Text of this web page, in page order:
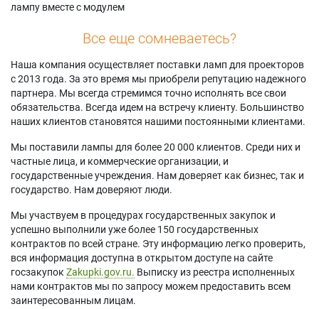
лампу вместе с модулем
Все еще сомневаетесь?
Наша компания осуществляет поставки ламп для проекторов
с 2013 года. За это время мы приобрели репутацию надежного
партнера. Мы всегда стремимся точно исполнять все свои
обязательства. Всегда идем на встречу клиенту. Большинство
наших клиентов становятся нашими постоянными клиентами.
Мы поставили лампы для более 20 000 клиентов. Среди них и
частные лица, и коммерческие организации, и
государственные учреждения. Нам доверяет как бизнес, так и
государство. Нам доверяют люди.
Мы участвуем в процедурах государственных закупок и
успешно выполнили уже более 150 государственных
контрактов по всей стране. Эту информацию легко проверить,
вся информация доступна в открытом доступе на сайте
госзакупок Zakupki.gov.ru. Выписку из реестра исполненных
нами контрактов мы по запросу можем предоставить всем
заинтересованным лицам.